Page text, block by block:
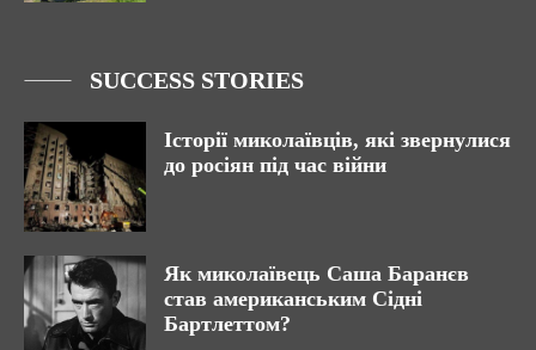
SUCCESS STORIES
Історії миколаївців, які звернулися
до росіян під час війни
Як миколаївець Саша Баранєв
став американським Сідні
Бартлеттом?